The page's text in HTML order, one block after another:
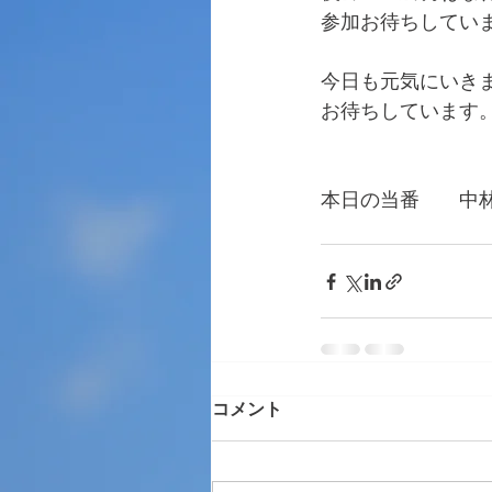
参加お待ちしてい
今日も元気にいき
お待ちしています。
本日の当番　　中
以
コメント